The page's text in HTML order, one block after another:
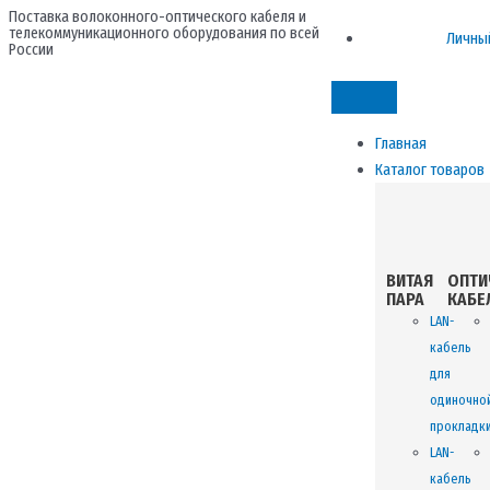
Перейти
к
Поставка волоконного-оптического кабеля и
телекоммуникационного оборудования по всей
России
Главная
Каталог товаров
ВИТАЯ
ПАРА
LAN-
кабель
для
LAN-
кабель